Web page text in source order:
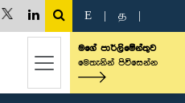
E த
මගේ පාර්ලිමේන්තුව
මෙතැනින් පිවිසෙන්න